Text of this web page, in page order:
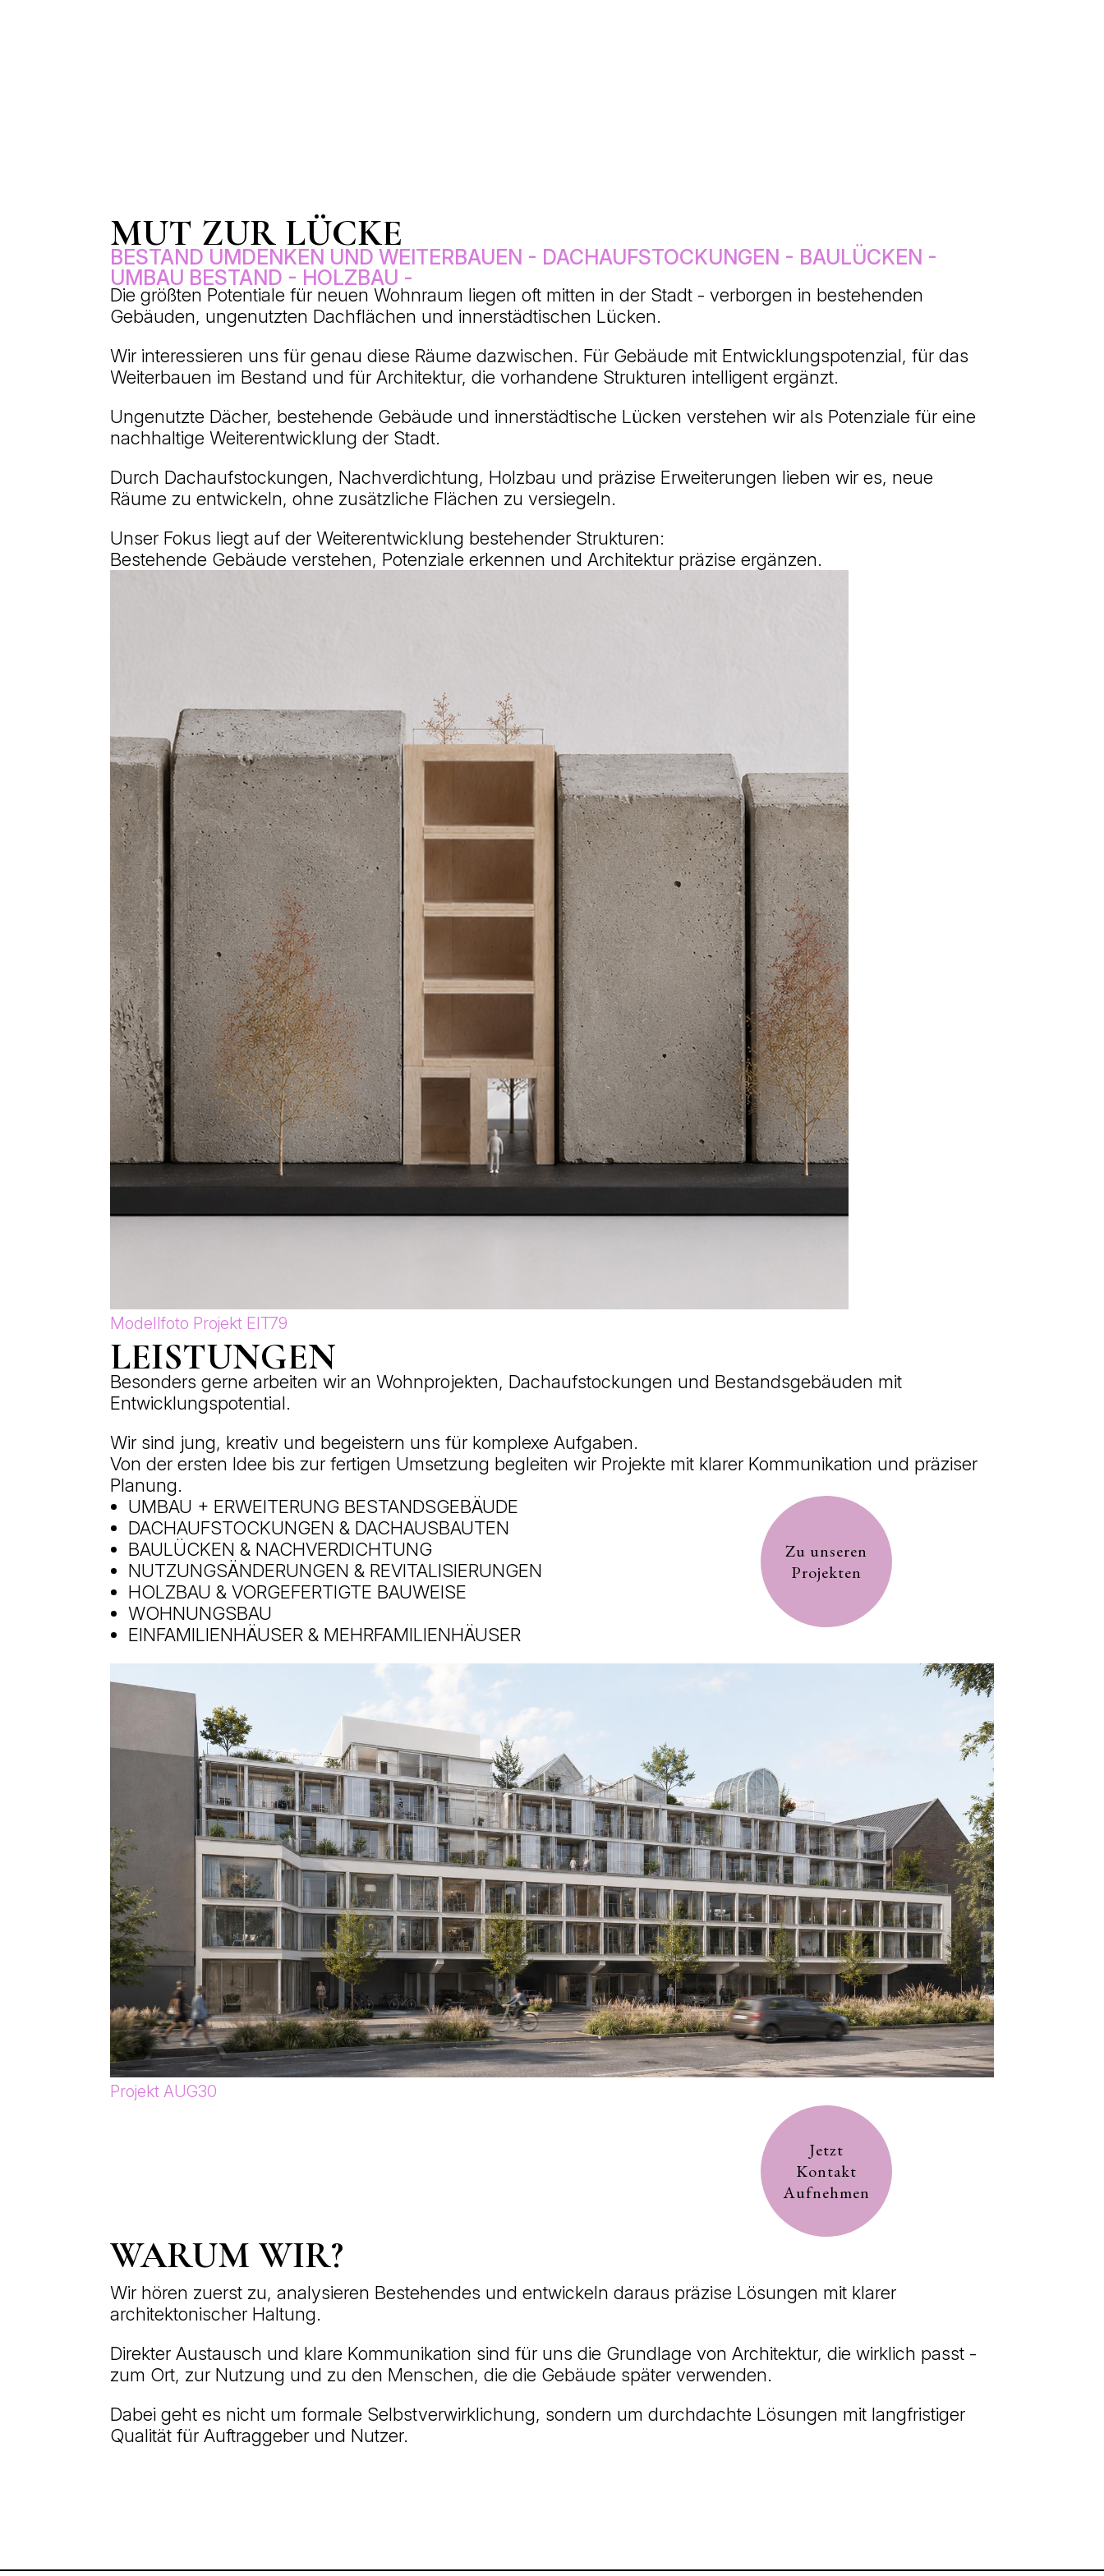
MUT ZUR LÜCKE
BESTAND UMDENKEN UND WEITERBAUEN - DACHAUFSTOCKUNGEN - BAULÜCKEN -
UMBAU BESTAND - HOLZBAU -
Die größten Potentiale für neuen Wohnraum liegen oft mitten in der Stadt - verborgen in bestehenden
Gebäuden, ungenutzten Dachflächen und innerstädtischen Lücken.
Wir interessieren uns für genau diese Räume dazwischen. Für Gebäude mit Entwicklungspotenzial, für das
Weiterbauen im Bestand und für Architektur, die vorhandene Strukturen intelligent ergänzt.
Ungenutzte Dächer, bestehende Gebäude und innerstädtische Lücken verstehen wir als Potenziale für eine
nachhaltige Weiterentwicklung der Stadt.
Durch Dachaufstockungen, Nachverdichtung, Holzbau und präzise Erweiterungen lieben wir es, neue
Räume zu entwickeln, ohne zusätzliche Flächen zu versiegeln.
Unser Fokus liegt auf der Weiterentwicklung bestehender Strukturen:
Bestehende Gebäude verstehen, Potenziale erkennen und Architektur präzise ergänzen.
Modellfoto Projekt EIT79
LEISTUNGEN
Besonders gerne arbeiten wir an Wohnprojekten, Dachaufstockungen und Bestandsgebäuden mit
Entwicklungspotential.
Wir sind jung, kreativ und begeistern uns für komplexe Aufgaben.
Von der ersten Idee bis zur fertigen Umsetzung begleiten wir Projekte mit klarer Kommunikation und präziser
Planung.
UMBAU + ERWEITERUNG BESTANDSGEBÄUDE
DACHAUFSTOCKUNGEN & DACHAUSBAUTEN
BAULÜCKEN & NACHVERDICHTUNG
NUTZUNGSÄNDERUNGEN & REVITALISIERUNGEN
HOLZBAU & VORGEFERTIGTE BAUWEISE
WOHNUNGSBAU
EINFAMILIENHÄUSER & MEHRFAMILIENHÄUSER
Zu unseren
Projekten
Projekt AUG30
Jetzt
Kontakt
Aufnehmen
WARUM WIR?
Wir hören zuerst zu, analysieren Bestehendes und entwickeln daraus präzise Lösungen mit klarer
architektonischer Haltung.
Direkter Austausch und klare Kommunikation sind für uns die Grundlage von Architektur, die wirklich passt -
zum Ort, zur Nutzung und zu den Menschen, die die Gebäude später verwenden.
Dabei geht es nicht um formale Selbstverwirklichung, sondern um durchdachte Lösungen mit langfristiger
Qualität für Auftraggeber und Nutzer.